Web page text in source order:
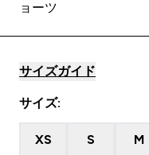
ョーツ
サイズガイド
サイズ:
XS S M